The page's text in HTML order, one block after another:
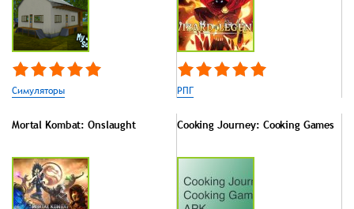
Симуляторы РПГ
Mortal Kombat: Onslaught Cooking Journey: Cooking Games